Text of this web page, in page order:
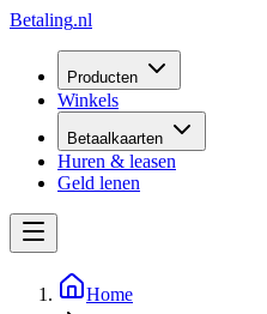
Betaling.nl
Producten
Winkels
Betaalkaarten
Huren & leasen
Geld lenen
Home